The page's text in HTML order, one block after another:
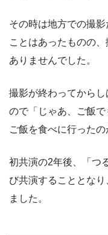
その時は地方での撮
ことはあったものの
ありませんでした。
撮影が終わってから
ので「じゃあ、ご飯で
ご飯を食べに行ったの
初共演の2年後、「つ
び共演することとな
ました。